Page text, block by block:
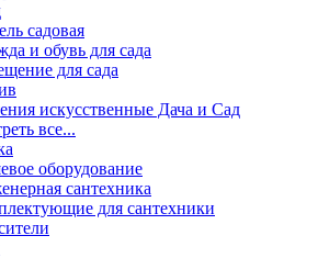
садовая
и обувь для сада
для сада
искусственные Дача и Сад
все...
оборудование
сантехника
для сантехники